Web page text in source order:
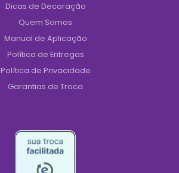
Dicas de Decoração
Quem Somos
Manual de Aplicação
Política de Entregas
Política de Privacidade
Garantias de Troca